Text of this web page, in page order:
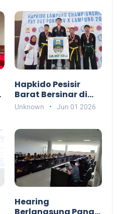
Pengawasan
Berimbang
Hapkido Pesisir
Barat Bersinar di
Lampung
Total 15 Medali
Unknown Jun 01 2026
Hearing